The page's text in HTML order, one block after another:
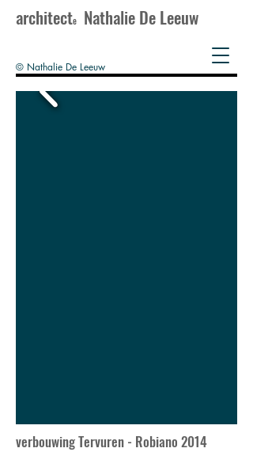
architecte Nathalie De Leeuw
© Nathalie De Leeuw
verbouwing Tervuren - Robiano 2014